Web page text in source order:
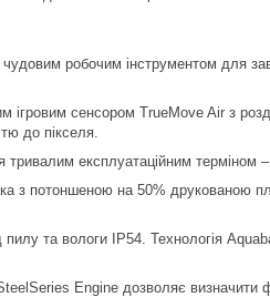
робочим інструментом для
сенсором TrueMove Air з
до пікселя.
експлуатаційним терміном
з потоншеною на 50% друкованою
та вологи IP54. Технологія
Engine дозволяє визначити